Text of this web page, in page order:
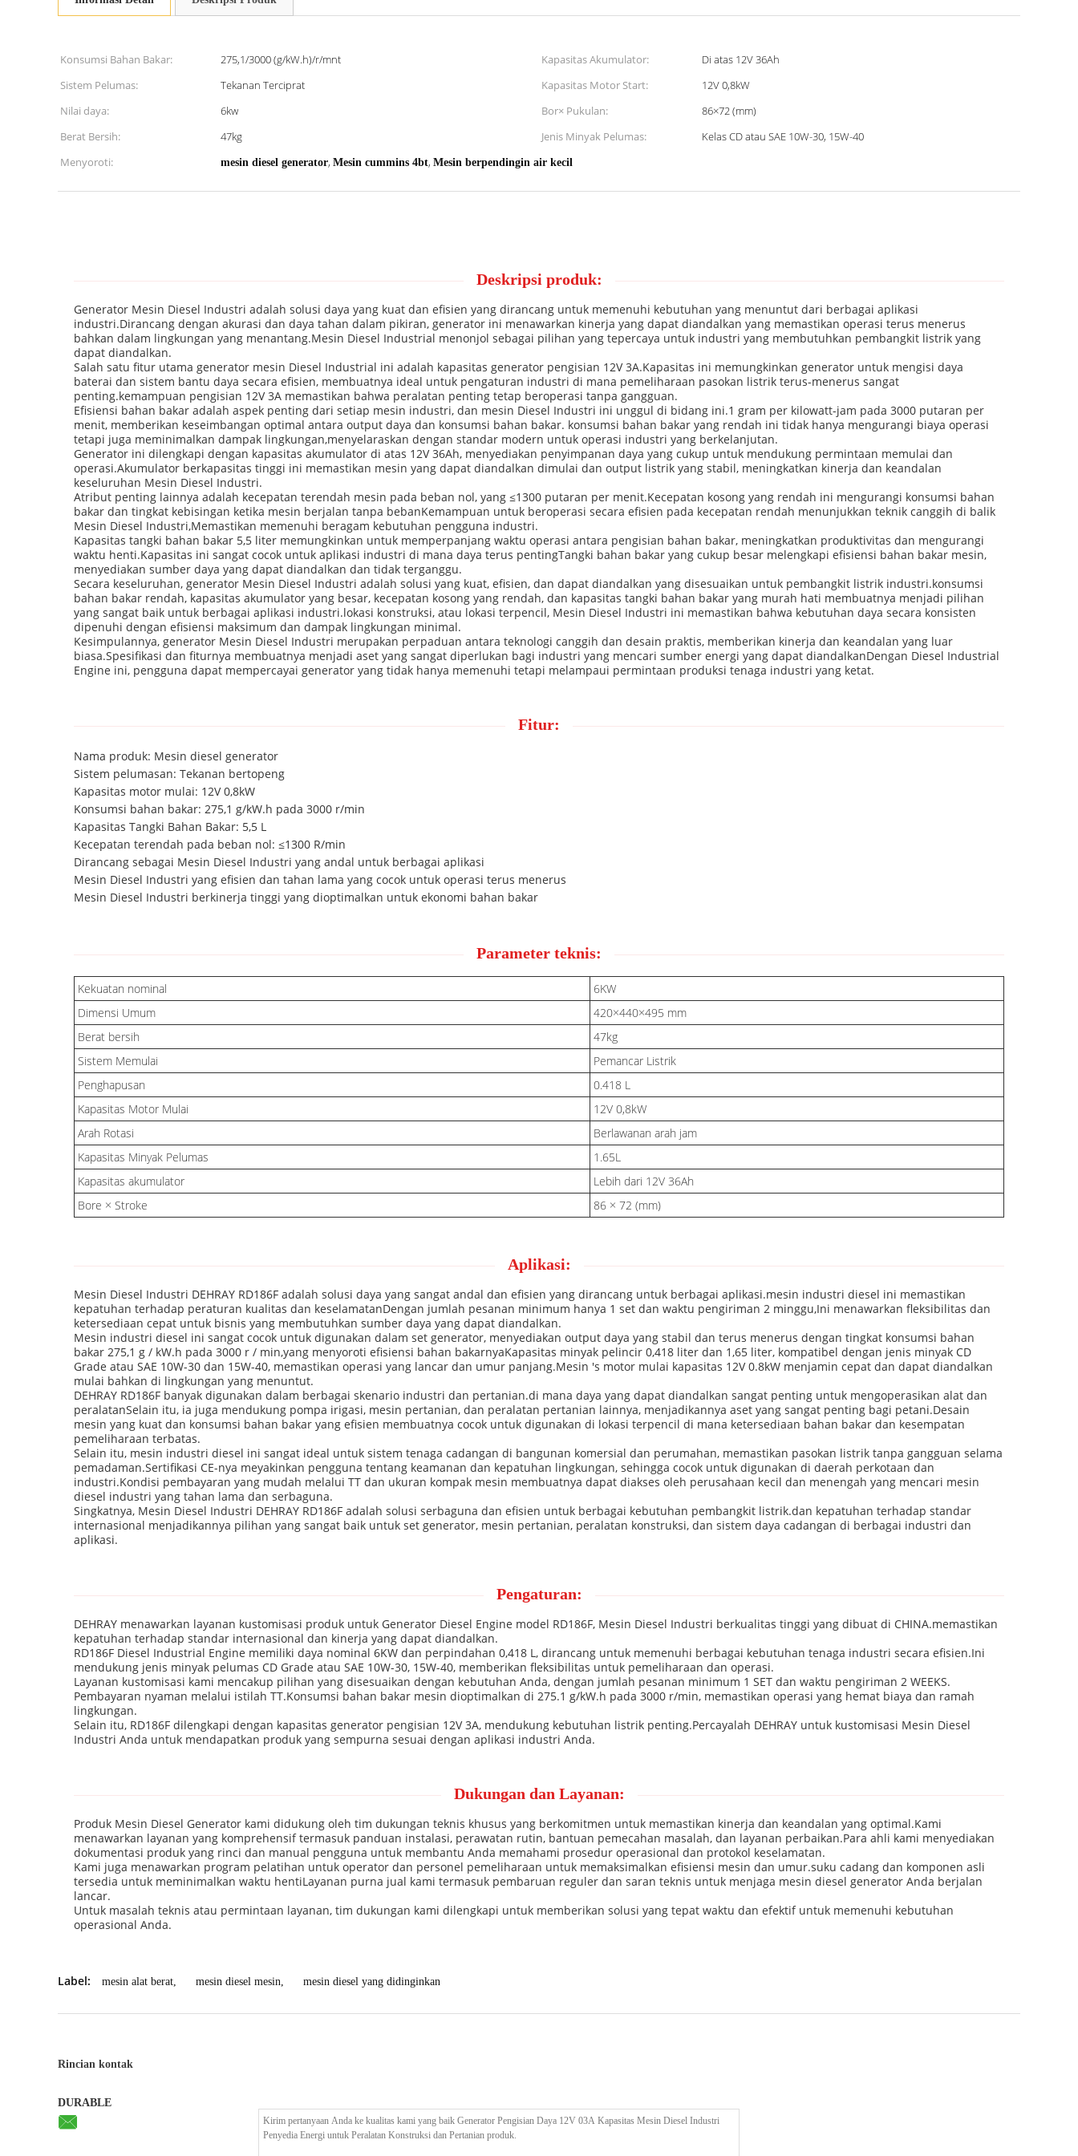
Konsumsi Bahan Bakar: 275,1/3000 (g/kW.h)/r/mnt Kapasitas Akumulator:
Di atas 12V 36Ah
Sistem Pelumas:
Tekanan Terciprat Kapasitas Motor Start:
12V 0,8kW
Nilai daya:
6kw Bor× Pukulan:
86×72 (mm)
Berat Bersih:
47kg Jenis Minyak Pelumas:
Kelas CD atau SAE 10W-30, 15W-40
Menyoroti:
mesin diesel generator, Mesin cummins 4bt, Mesin berpendingin air kecil
Deskripsi produk:
Generator Mesin Diesel Industri adalah solusi daya yang kuat dan efisien yang dirancang untuk memenuhi kebutuhan yang menuntut dari berbagai aplikasi
industri.Dirancang dengan akurasi dan daya tahan dalam pikiran, generator ini menawarkan kinerja yang dapat diandalkan yang memastikan operasi terus menerus
bahkan dalam lingkungan yang menantang.Mesin Diesel Industrial menonjol sebagai pilihan yang tepercaya untuk industri yang membutuhkan pembangkit listrik yang
dapat diandalkan.
Salah satu fitur utama generator mesin Diesel Industrial ini adalah kapasitas generator pengisian 12V 3A.Kapasitas ini memungkinkan generator untuk mengisi daya
baterai dan sistem bantu daya secara efisien, membuatnya ideal untuk pengaturan industri di mana pemeliharaan pasokan listrik terus-menerus sangat
penting.kemampuan pengisian 12V 3A memastikan bahwa peralatan penting tetap beroperasi tanpa gangguan.
Efisiensi bahan bakar adalah aspek penting dari setiap mesin industri, dan mesin Diesel Industri ini unggul di bidang ini.1 gram per kilowatt-jam pada 3000 putaran per
menit, memberikan keseimbangan optimal antara output daya dan konsumsi bahan bakar. konsumsi bahan bakar yang rendah ini tidak hanya mengurangi biaya operasi
tetapi juga meminimalkan dampak lingkungan,menyelaraskan dengan standar modern untuk operasi industri yang berkelanjutan.
Generator ini dilengkapi dengan kapasitas akumulator di atas 12V 36Ah, menyediakan penyimpanan daya yang cukup untuk mendukung permintaan memulai dan
operasi.Akumulator berkapasitas tinggi ini memastikan mesin yang dapat diandalkan dimulai dan output listrik yang stabil, meningkatkan kinerja dan keandalan
keseluruhan Mesin Diesel Industri.
Atribut penting lainnya adalah kecepatan terendah mesin pada beban nol, yang ≤1300 putaran per menit.Kecepatan kosong yang rendah ini mengurangi konsumsi bahan
bakar dan tingkat kebisingan ketika mesin berjalan tanpa bebanKemampuan untuk beroperasi secara efisien pada kecepatan rendah menunjukkan teknik canggih di balik
Mesin Diesel Industri,Memastikan memenuhi beragam kebutuhan pengguna industri.
Kapasitas tangki bahan bakar 5,5 liter memungkinkan untuk memperpanjang waktu operasi antara pengisian bahan bakar, meningkatkan produktivitas dan mengurangi
waktu henti.Kapasitas ini sangat cocok untuk aplikasi industri di mana daya terus pentingTangki bahan bakar yang cukup besar melengkapi efisiensi bahan bakar mesin,
menyediakan sumber daya yang dapat diandalkan dan tidak terganggu.
Secara keseluruhan, generator Mesin Diesel Industri adalah solusi yang kuat, efisien, dan dapat diandalkan yang disesuaikan untuk pembangkit listrik industri.konsumsi
bahan bakar rendah, kapasitas akumulator yang besar, kecepatan kosong yang rendah, dan kapasitas tangki bahan bakar yang murah hati membuatnya menjadi pilihan
yang sangat baik untuk berbagai aplikasi industri.lokasi konstruksi, atau lokasi terpencil, Mesin Diesel Industri ini memastikan bahwa kebutuhan daya secara konsisten
dipenuhi dengan efisiensi maksimum dan dampak lingkungan minimal.
Kesimpulannya, generator Mesin Diesel Industri merupakan perpaduan antara teknologi canggih dan desain praktis, memberikan kinerja dan keandalan yang luar
biasa.Spesifikasi dan fiturnya membuatnya menjadi aset yang sangat diperlukan bagi industri yang mencari sumber energi yang dapat diandalkanDengan Diesel Industrial
Engine ini, pengguna dapat mempercayai generator yang tidak hanya memenuhi tetapi melampaui permintaan produksi tenaga industri yang ketat.
Fitur:
Nama produk: Mesin diesel generator
Sistem pelumasan: Tekanan bertopeng
Kapasitas motor mulai: 12V 0,8kW
Konsumsi bahan bakar: 275,1 g/kW.h pada 3000 r/min
Kapasitas Tangki Bahan Bakar: 5,5 L
Kecepatan terendah pada beban nol: ≤1300 R/min
Dirancang sebagai Mesin Diesel Industri yang andal untuk berbagai aplikasi
Mesin Diesel Industri yang efisien dan tahan lama yang cocok untuk operasi terus menerus
Mesin Diesel Industri berkinerja tinggi yang dioptimalkan untuk ekonomi bahan bakar
Parameter teknis:
Kekuatan nominal
6KW
Dimensi Umum
420×440×495 mm
Berat bersih
47kg
Sistem Memulai
Pemancar Listrik
Penghapusan
0.418 L
Kapasitas Motor Mulai
12V 0,8kW
Arah Rotasi
Berlawanan arah jam
Kapasitas Minyak Pelumas
1.65L
Kapasitas akumulator
Lebih dari 12V 36Ah
Bore × Stroke
86 × 72 (mm)
Aplikasi:
Mesin Diesel Industri DEHRAY RD186F adalah solusi daya yang sangat andal dan efisien yang dirancang untuk berbagai aplikasi.mesin industri diesel ini memastikan
kepatuhan terhadap peraturan kualitas dan keselamatanDengan jumlah pesanan minimum hanya 1 set dan waktu pengiriman 2 minggu,Ini menawarkan fleksibilitas dan
ketersediaan cepat untuk bisnis yang membutuhkan sumber daya yang dapat diandalkan.
Mesin industri diesel ini sangat cocok untuk digunakan dalam set generator, menyediakan output daya yang stabil dan terus menerus dengan tingkat konsumsi bahan
bakar 275,1 g / kW.h pada 3000 r / min,yang menyoroti efisiensi bahan bakarnyaKapasitas minyak pelincir 0,418 liter dan 1,65 liter, kompatibel dengan jenis minyak CD
Grade atau SAE 10W-30 dan 15W-40, memastikan operasi yang lancar dan umur panjang.Mesin ′s motor mulai kapasitas 12V 0.8kW menjamin cepat dan dapat diandalkan
mulai bahkan di lingkungan yang menuntut.
DEHRAY RD186F banyak digunakan dalam berbagai skenario industri dan pertanian.di mana daya yang dapat diandalkan sangat penting untuk mengoperasikan alat dan
peralatanSelain itu, ia juga mendukung pompa irigasi, mesin pertanian, dan peralatan pertanian lainnya, menjadikannya aset yang sangat penting bagi petani.Desain
mesin yang kuat dan konsumsi bahan bakar yang efisien membuatnya cocok untuk digunakan di lokasi terpencil di mana ketersediaan bahan bakar dan kesempatan
pemeliharaan terbatas.
Selain itu, mesin industri diesel ini sangat ideal untuk sistem tenaga cadangan di bangunan komersial dan perumahan, memastikan pasokan listrik tanpa gangguan selama
pemadaman.Sertifikasi CE-nya meyakinkan pengguna tentang keamanan dan kepatuhan lingkungan, sehingga cocok untuk digunakan di daerah perkotaan dan
industri.Kondisi pembayaran yang mudah melalui TT dan ukuran kompak mesin membuatnya dapat diakses oleh perusahaan kecil dan menengah yang mencari mesin
diesel industri yang tahan lama dan serbaguna.
Singkatnya, Mesin Diesel Industri DEHRAY RD186F adalah solusi serbaguna dan efisien untuk berbagai kebutuhan pembangkit listrik.dan kepatuhan terhadap standar
internasional menjadikannya pilihan yang sangat baik untuk set generator, mesin pertanian, peralatan konstruksi, dan sistem daya cadangan di berbagai industri dan
aplikasi.
Pengaturan:
DEHRAY menawarkan layanan kustomisasi produk untuk Generator Diesel Engine model RD186F, Mesin Diesel Industri berkualitas tinggi yang dibuat di CHINA.memastikan
kepatuhan terhadap standar internasional dan kinerja yang dapat diandalkan.
RD186F Diesel Industrial Engine memiliki daya nominal 6KW dan perpindahan 0,418 L, dirancang untuk memenuhi berbagai kebutuhan tenaga industri secara efisien.Ini
mendukung jenis minyak pelumas CD Grade atau SAE 10W-30, 15W-40, memberikan fleksibilitas untuk pemeliharaan dan operasi.
Layanan kustomisasi kami mencakup pilihan yang disesuaikan dengan kebutuhan Anda, dengan jumlah pesanan minimum 1 SET dan waktu pengiriman 2 WEEKS.
Pembayaran nyaman melalui istilah TT.Konsumsi bahan bakar mesin dioptimalkan di 275.1 g/kW.h pada 3000 r/min, memastikan operasi yang hemat biaya dan ramah
lingkungan.
Selain itu, RD186F dilengkapi dengan kapasitas generator pengisian 12V 3A, mendukung kebutuhan listrik penting.Percayalah DEHRAY untuk kustomisasi Mesin Diesel
Industri Anda untuk mendapatkan produk yang sempurna sesuai dengan aplikasi industri Anda.
Dukungan dan Layanan:
Produk Mesin Diesel Generator kami didukung oleh tim dukungan teknis khusus yang berkomitmen untuk memastikan kinerja dan keandalan yang optimal.Kami
menawarkan layanan yang komprehensif termasuk panduan instalasi, perawatan rutin, bantuan pemecahan masalah, dan layanan perbaikan.Para ahli kami menyediakan
dokumentasi produk yang rinci dan manual pengguna untuk membantu Anda memahami prosedur operasional dan protokol keselamatan.
Kami juga menawarkan program pelatihan untuk operator dan personel pemeliharaan untuk memaksimalkan efisiensi mesin dan umur.suku cadang dan komponen asli
tersedia untuk meminimalkan waktu hentiLayanan purna jual kami termasuk pembaruan reguler dan saran teknis untuk menjaga mesin diesel generator Anda berjalan
lancar.
Untuk masalah teknis atau permintaan layanan, tim dukungan kami dilengkapi untuk memberikan solusi yang tepat waktu dan efektif untuk memenuhi kebutuhan
operasional Anda.
Label: mesin alat berat, mesin diesel mesin, mesin diesel yang didinginkan
Rincian kontak
DURABLE